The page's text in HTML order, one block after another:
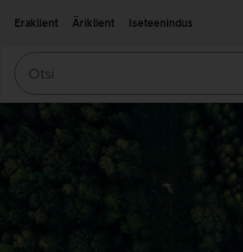
Eraklient
Äriklient Iseteenindus